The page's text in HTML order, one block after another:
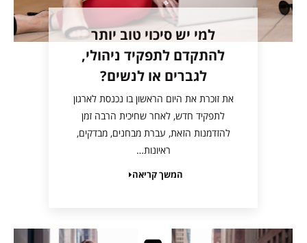
למי יש סיכוי טוב יותר
להתקדם לתפקיד ניהולי,
לגברים או לנשים?
את זוכרת את היום הראשון בו נכנסת לארגון
לתפקיד חדש, לאחר שחיכית הרבה זמן
להזדמנות הזאת, עברת מבחנים, מבדקים,
ראיונות…
המשך קריאה